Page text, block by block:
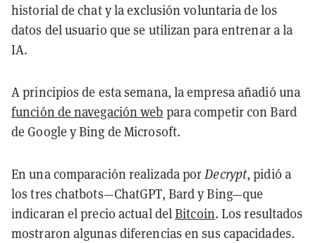
historial de chat y la exclusión voluntaria de los
datos del usuario que se utilizan para entrenar a la
IA.
A principios de esta semana, la empresa añadió una
función de navegación web para competir con Bard
de Google y Bing de Microsoft.
En una comparación realizada porDecrypt, pidió a
los tres chatbots—ChatGPT, Bard y Bing—que
indicaran el precio actual delBitcoin. Los resultados
mostraron algunas diferencias en sus capacidades.